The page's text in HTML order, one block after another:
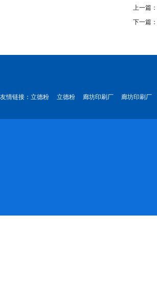
上一篇：
下一篇：
友情链接： 立德粉 立德粉 廊坊印刷厂 廊坊印刷厂